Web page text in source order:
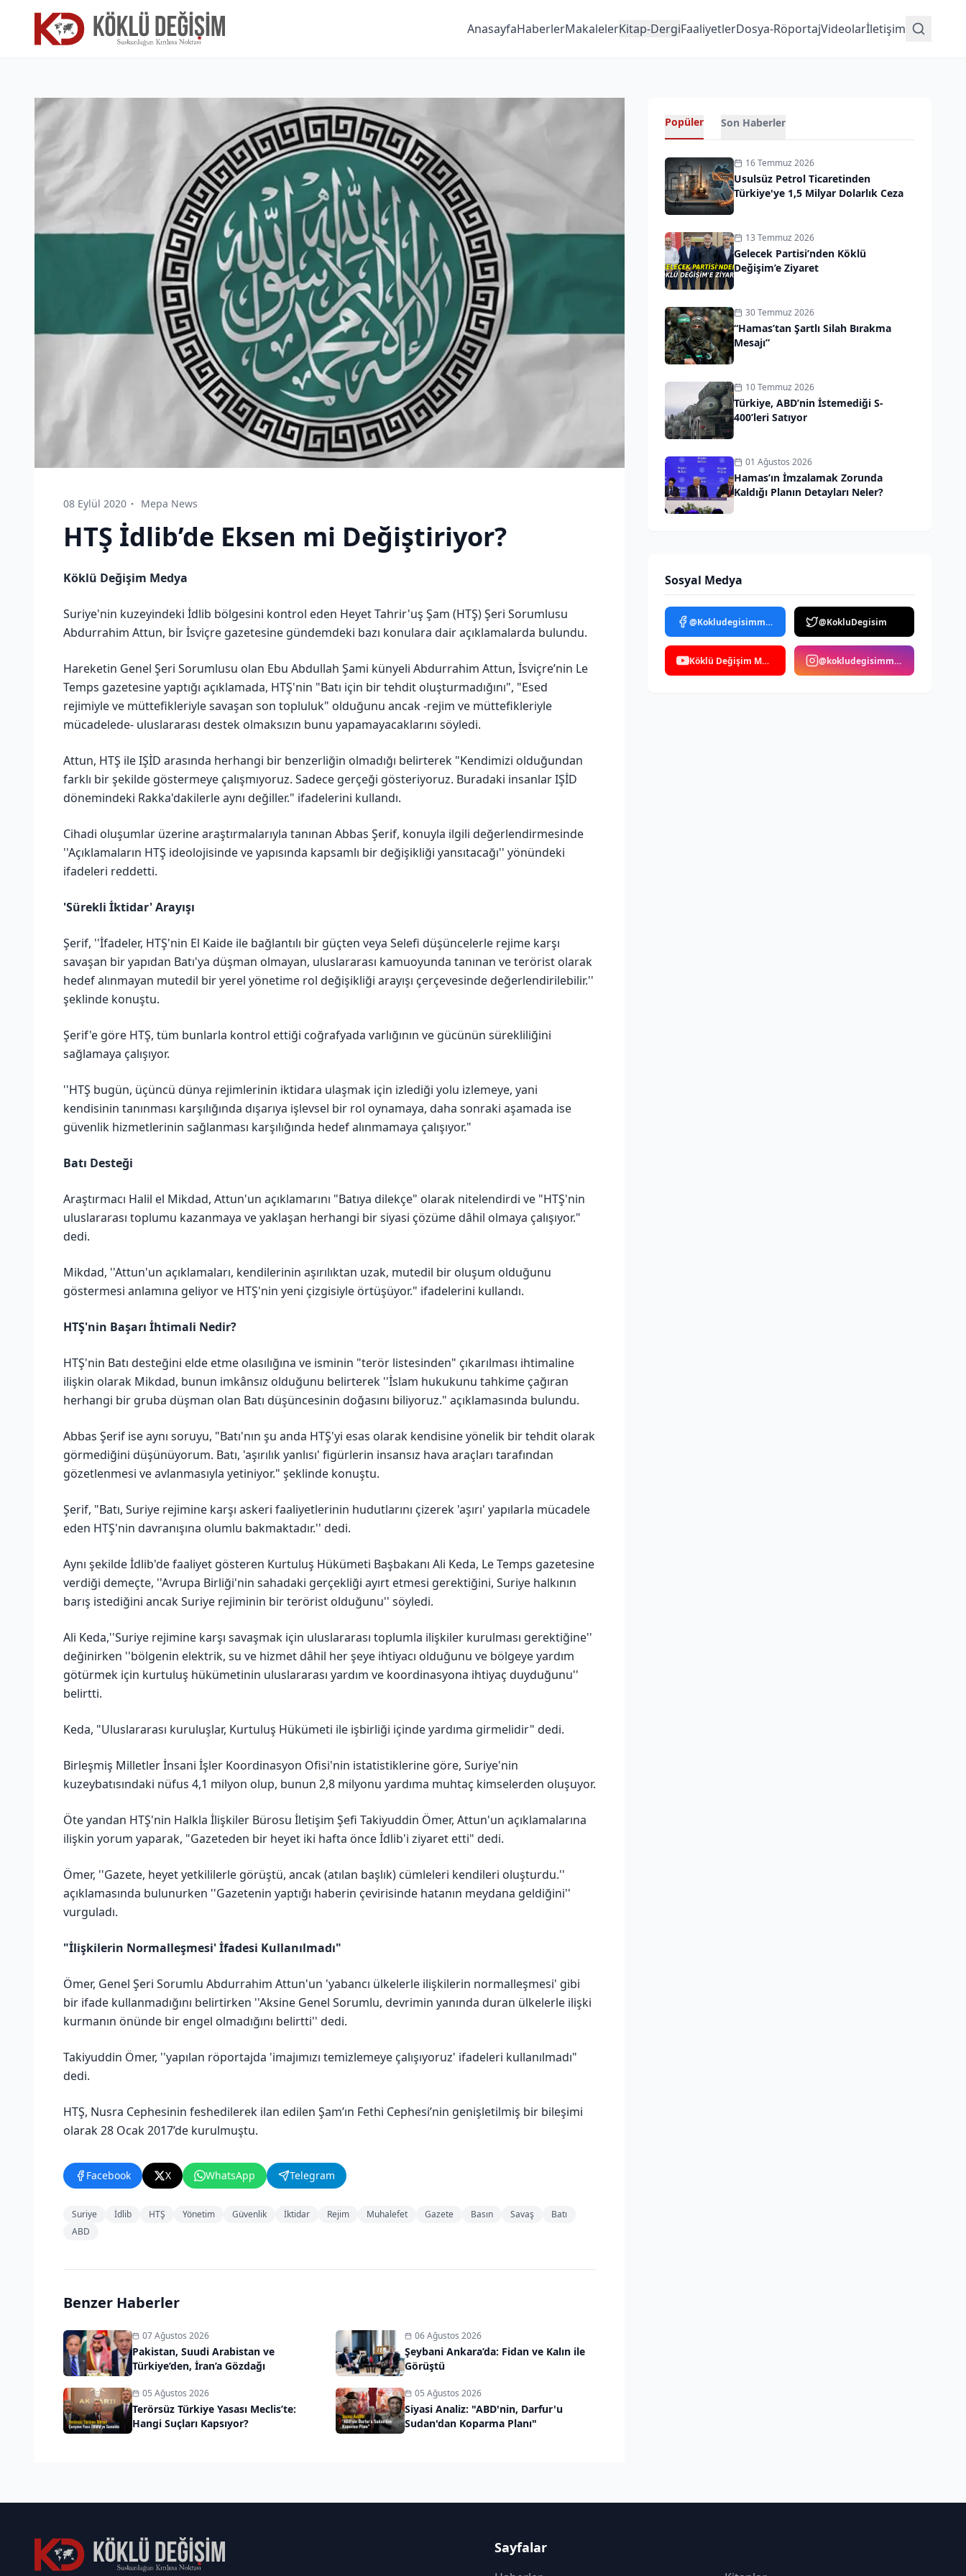
AnasayfaHaberlerMakalelerKitap-DergiFaaliyetlerDosya-RöportajVideolarİletişim
08 Eylül 2020 Mepa News
HTŞ İdlib’de Eksen mi Değiştiriyor?
Köklü Değişim Medya
Suriye'nin kuzeyindeki İdlib bölgesini kontrol eden Heyet Tahrir'uş Şam (HTŞ) Şeri Sorumlusu
Abdurrahim Attun, bir İsviçre gazetesine gündemdeki bazı konulara dair açıklamalarda bulundu.
Hareketin Genel Şeri Sorumlusu olan Ebu Abdullah Şami künyeli Abdurrahim Attun, İsviçre’nin Le
Temps gazetesine yaptığı açıklamada, HTŞ'nin "Batı için bir tehdit oluşturmadığını", "Esed
rejimiyle ve müttefikleriyle savaşan son topluluk" olduğunu ancak -rejim ve müttefikleriyle
mücadelede- uluslararası destek olmaksızın bunu yapamayacaklarını söyledi.
Attun, HTŞ ile IŞİD arasında herhangi bir benzerliğin olmadığı belirterek "Kendimizi olduğundan
farklı bir şekilde göstermeye çalışmıyoruz. Sadece gerçeği gösteriyoruz. Buradaki insanlar IŞİD
dönemindeki Rakka'dakilerle aynı değiller." ifadelerini kullandı.
Cihadi oluşumlar üzerine araştırmalarıyla tanınan Abbas Şerif, konuyla ilgili değerlendirmesinde
''Açıklamaların HTŞ ideolojisinde ve yapısında kapsamlı bir değişikliği yansıtacağı'' yönündeki
ifadeleri reddetti.
'Sürekli İktidar' Arayışı
Şerif, ''İfadeler, HTŞ'nin El Kaide ile bağlantılı bir güçten veya Selefi düşüncelerle rejime karşı
savaşan bir yapıdan Batı'ya düşman olmayan, uluslararası kamuoyunda tanınan ve terörist olarak
hedef alınmayan mutedil bir yerel yönetime rol değişikliği arayışı çerçevesinde değerlendirilebilir.''
şeklinde konuştu.
Şerif'e göre HTŞ, tüm bunlarla kontrol ettiği coğrafyada varlığının ve gücünün sürekliliğini
sağlamaya çalışıyor.
''HTŞ bugün, üçüncü dünya rejimlerinin iktidara ulaşmak için izlediği yolu izlemeye, yani
kendisinin tanınması karşılığında dışarıya işlevsel bir rol oynamaya, daha sonraki aşamada ise
güvenlik hizmetlerinin sağlanması karşılığında hedef alınmamaya çalışıyor."
Batı Desteği
Araştırmacı Halil el Mikdad, Attun'un açıklamarını "Batıya dilekçe" olarak nitelendirdi ve "HTŞ'nin
uluslararası toplumu kazanmaya ve yaklaşan herhangi bir siyasi çözüme dâhil olmaya çalışıyor."
dedi.
Mikdad, ''Attun'un açıklamaları, kendilerinin aşırılıktan uzak, mutedil bir oluşum olduğunu
göstermesi anlamına geliyor ve HTŞ'nin yeni çizgisiyle örtüşüyor." ifadelerini kullandı.
HTŞ'nin Başarı İhtimali Nedir?
HTŞ'nin Batı desteğini elde etme olasılığına ve isminin "terör listesinden" çıkarılması ihtimaline
ilişkin olarak Mikdad, bunun imkânsız olduğunu belirterek ''İslam hukukunu tahkime çağıran
herhangi bir gruba düşman olan Batı düşüncesinin doğasını biliyoruz." açıklamasında bulundu.
Abbas Şerif ise aynı soruyu, "Batı'nın şu anda HTŞ'yi esas olarak kendisine yönelik bir tehdit olarak
görmediğini düşünüyorum. Batı, 'aşırılık yanlısı' figürlerin insansız hava araçları tarafından
gözetlenmesi ve avlanmasıyla yetiniyor." şeklinde konuştu.
Şerif, "Batı, Suriye rejimine karşı askeri faaliyetlerinin hudutlarını çizerek 'aşırı' yapılarla mücadele
eden HTŞ'nin davranışına olumlu bakmaktadır.'' dedi.
Aynı şekilde İdlib'de faaliyet gösteren Kurtuluş Hükümeti Başbakanı Ali Keda, Le Temps gazetesine
verdiği demeçte, ''Avrupa Birliği'nin sahadaki gerçekliği ayırt etmesi gerektiğini, Suriye halkının
barış istediğini ancak Suriye rejiminin bir terörist olduğunu'' söyledi.
Ali Keda,''Suriye rejimine karşı savaşmak için uluslararası toplumla ilişkiler kurulması gerektiğine''
değinirken ''bölgenin elektrik, su ve hizmet dâhil her şeye ihtiyacı olduğunu ve bölgeye yardım
götürmek için kurtuluş hükümetinin uluslararası yardım ve koordinasyona ihtiyaç duyduğunu''
belirtti.
Keda, "Uluslararası kuruluşlar, Kurtuluş Hükümeti ile işbirliği içinde yardıma girmelidir" dedi.
Birleşmiş Milletler İnsani İşler Koordinasyon Ofisi'nin istatistiklerine göre, Suriye'nin
kuzeybatısındaki nüfus 4,1 milyon olup, bunun 2,8 milyonu yardıma muhtaç kimselerden oluşuyor.
Öte yandan HTŞ'nin Halkla İlişkiler Bürosu İletişim Şefi Takiyuddin Ömer, Attun'un açıklamalarına
ilişkin yorum yaparak, "Gazeteden bir heyet iki hafta önce İdlib'i ziyaret etti" dedi.
Ömer, ''Gazete, heyet yetkililerle görüştü, ancak (atılan başlık) cümleleri kendileri oluşturdu.''
açıklamasında bulunurken ''Gazetenin yaptığı haberin çevirisinde hatanın meydana geldiğini''
vurguladı.
"İlişkilerin Normalleşmesi' İfadesi Kullanılmadı"
Ömer, Genel Şeri Sorumlu Abdurrahim Attun'un 'yabancı ülkelerle ilişkilerin normalleşmesi' gibi
bir ifade kullanmadığını belirtirken ''Aksine Genel Sorumlu, devrimin yanında duran ülkelerle ilişki
kurmanın önünde bir engel olmadığını belirtti'' dedi.
Takiyuddin Ömer, ''yapılan röportajda 'imajımızı temizlemeye çalışıyoruz' ifadeleri kullanılmadı"
dedi.
HTŞ, Nusra Cephesinin feshedilerek ilan edilen Şam’ın Fethi Cephesi’nin genişletilmiş bir bileşimi
olarak 28 Ocak 2017’de kurulmuştu.
Facebook X WhatsApp Telegram
Suriye İdlib HTŞ Yönetim Güvenlik İktidar Rejim Muhalefet Gazete Basın Savaş
Batı
ABD
Benzer Haberler
07 Ağustos 2026
Pakistan, Suudi Arabistan ve
Türkiye’den, İran’a Gözdağı
06 Ağustos 2026
Şeybani Ankara’da: Fidan ve Kalın ile
Görüştü
05 Ağustos 2026
Terörsüz Türkiye Yasası Meclis’te:
Hangi Suçları Kapsıyor?
05 Ağustos 2026
Siyasi Analiz: "ABD'nin, Darfur'u
Sudan'dan Koparma Planı"
Popüler Son Haberler
16 Temmuz 2026
Usulsüz Petrol Ticaretinden
Türkiye'ye 1,5 Milyar Dolarlık Ceza
13 Temmuz 2026
Gelecek Partisi’nden Köklü
Değişim’e Ziyaret
30 Temmuz 2026
“Hamas’tan Şartlı Silah Bırakma
Mesajı”
10 Temmuz 2026
Türkiye, ABD’nin İstemediği S-
400’leri Satıyor
01 Ağustos 2026
Hamas’ın İmzalamak Zorunda
Kaldığı Planın Detayları Neler?
Sosyal Medya
@Kokludegisimmedya @KokluDegisim
Köklü Değişim Medya @kokludegisimmedya
Sayfalar